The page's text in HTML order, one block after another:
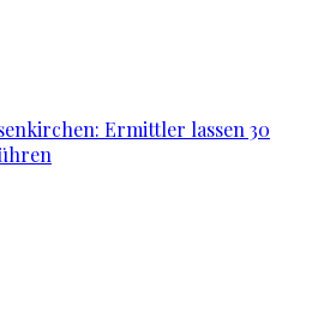
Ermittler lassen 30